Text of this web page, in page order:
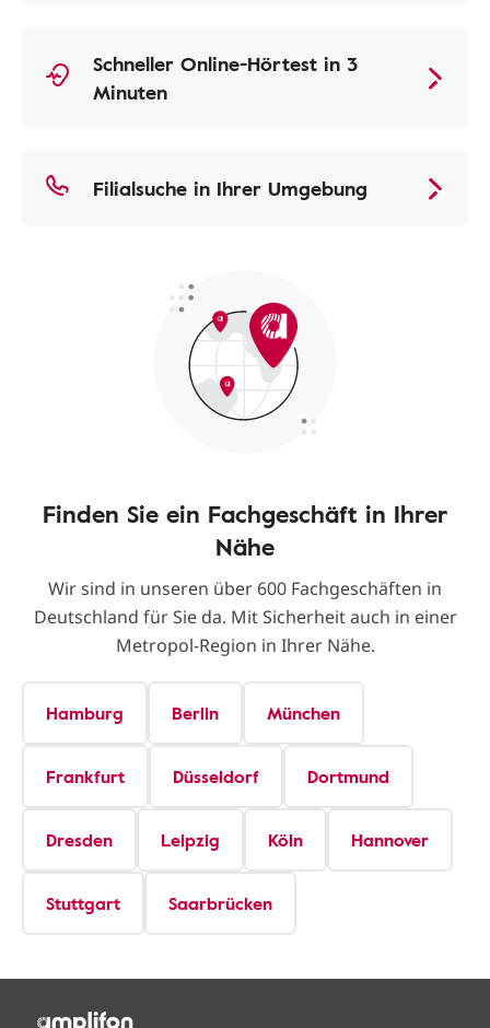
Schneller Online-Hörtest in 3
Minuten
Filialsuche in Ihrer Umgebung
Finden Sie ein Fachgeschäft in Ihrer
Nähe
Wir sind in unseren über 600 Fachgeschäften in
Deutschland für Sie da. Mit Sicherheit auch in einer
Metropol-Region in Ihrer Nähe.
Hamburg Berlin München
Frankfurt Düsseldorf Dortmund
Dresden Leipzig Köln Hannover
Stuttgart Saarbrücken